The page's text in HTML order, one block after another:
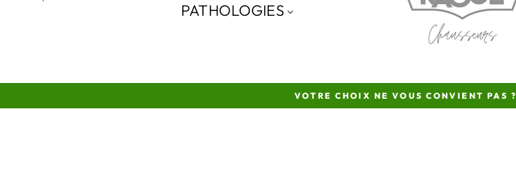
PATHOLOGIES
Diaporama
VOTRE CHOIX NE VOUS CONVIENT PAS ?